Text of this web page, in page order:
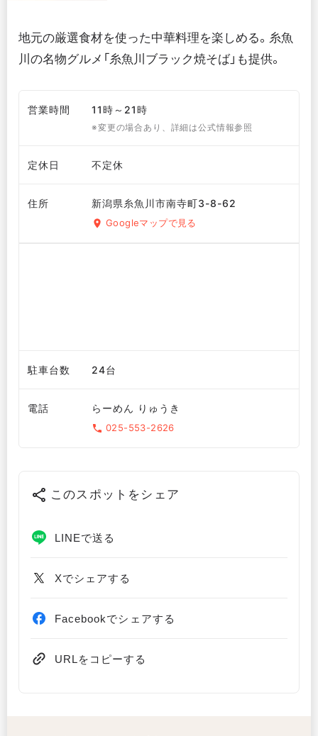
地元の厳選食材を使った中華料理を楽しめる。糸魚
川の名物グルメ「糸魚川ブラック焼そば」も提供。
営業時間 11時～21時
※変更の場合あり、詳細は公式情報参照
定休日 不定休
住所 新潟県糸魚川市南寺町3-8-62
Googleマップで見る
駐車台数 24台
電話 らーめん りゅうき
025-553-2626
このスポットをシェア
LINEで送る
Xでシェアする
Facebookでシェアする
URLをコピーする